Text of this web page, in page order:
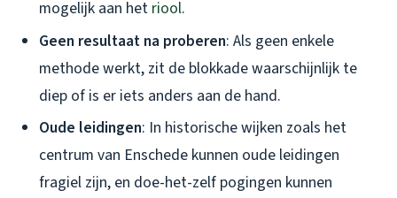
mogelijk aan het riool.
Geen resultaat na proberen: Als geen enkele
methode werkt, zit de blokkade waarschijnlijk te
diep of is er iets anders aan de hand.
Oude leidingen: In historische wijken zoals het
centrum van Enschede kunnen oude leidingen
fragiel zijn, en doe-het-zelf pogingen kunnen